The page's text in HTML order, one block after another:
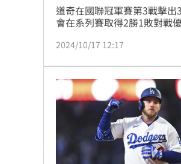
道奇在國聯冠軍賽第3戰擊
會在系列賽取得2勝1敗對戰
是他生涯在季後賽的第13轟
2024/10/17 12:17